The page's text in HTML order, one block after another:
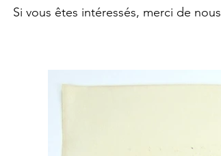
Si vous êtes intéressés, merci de nous